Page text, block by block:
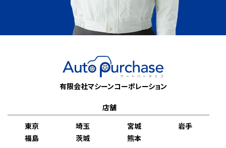
有限会社マシーンコーポレーション
店舗
東京
埼玉 宮城
岩手
福島
茨城 熊本